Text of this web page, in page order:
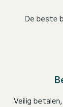
De beste
Veilig